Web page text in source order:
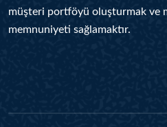
müşteri portföyü oluşturmak ve
memnuniyeti sağlamaktır.